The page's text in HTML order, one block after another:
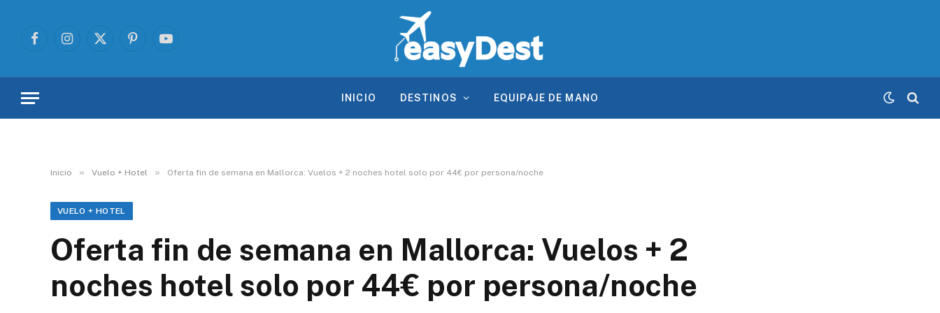
FacebookInstagram
X
PinterestYouTube
INICIO DESTINOS EQUIPAJE DE MANO
Inicio » Vuelo + Hotel » Oferta fin de semana en Mallorca: Vuelos + 2 noches hotel solo por 44€ por persona/noche
VUELO + HOTEL
Oferta fin de semana en Mallorca: Vuelos + 2
noches hotel solo por 44€ por persona/noche